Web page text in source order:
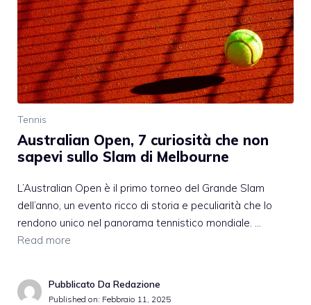
Tennis
Australian Open, 7 curiosità che non
sapevi sullo Slam di Melbourne
L’Australian Open è il primo torneo del Grande Slam
dell’anno, un evento ricco di storia e peculiarità che lo
rendono unico nel panorama tennistico mondiale. …
Read more
Pubblicato Da Redazione
Published on: Febbraio 11, 2025